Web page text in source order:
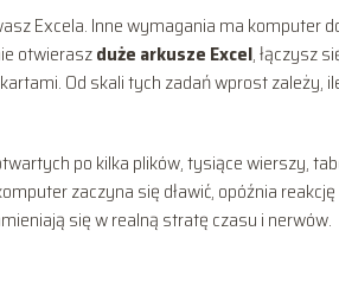
Excela. Inne wymagania ma komputer
otwieraszduże arkusze Excel, łączysz
Od skali tych zadań wprost zależy,
po kilka plików, tysiące wierszy,
zaczyna się dławić, opóźnia
się w realną stratę czasu i nerwów.